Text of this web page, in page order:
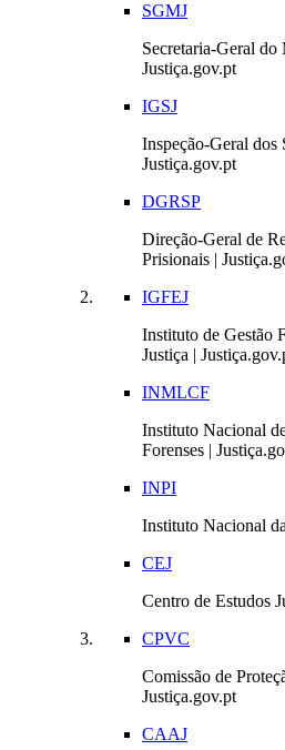
SGMJ
Secretaria-Geral do
Justiça.gov.pt
IGSJ
Inspeção-Geral dos
Justiça.gov.pt
DGRSP
Direção-Geral de
Prisionais |
IGFEJ
Instituto de Gestão
Justiça |
INMLCF
Instituto Nacional
Forenses |
INPI
Instituto Nacional
CEJ
Centro de Estudos
CPVC
Comissão de
Justiça.gov.pt
CAAJ